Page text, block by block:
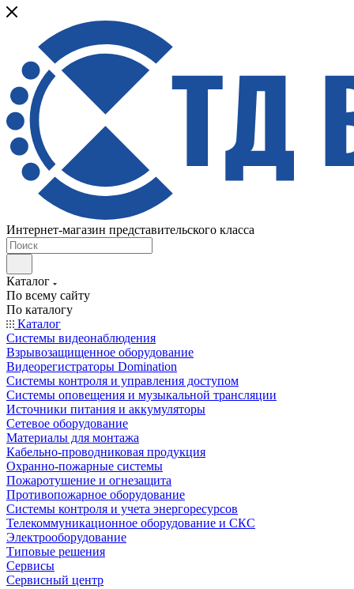
Интернет-магазин представительского класса
Каталог
По всему сайту
По каталогу
Каталог
Системы видеонаблюдения
Взрывозащищенное оборудование
Видеорегистраторы Domination
Системы контроля и управления доступом
Системы оповещения и музыкальной трансляции
Источники питания и аккумуляторы
Сетевое оборудование
Материалы для монтажа
Кабельно-проводниковая продукция
Охранно-пожарные системы
Пожаротушение и огнезащита
Противопожарное оборудование
Системы контроля и учета энергоресурсов
Телекоммуникационное оборудование и СКС
Электрооборудование
Типовые решения
Сервисы
Сервисный центр